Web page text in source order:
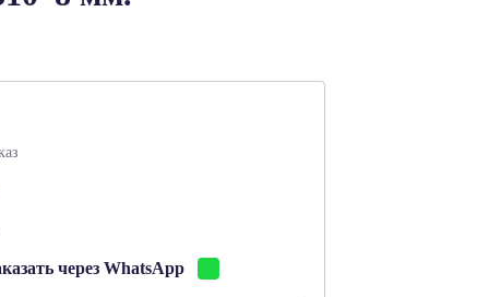
через WhatsApp